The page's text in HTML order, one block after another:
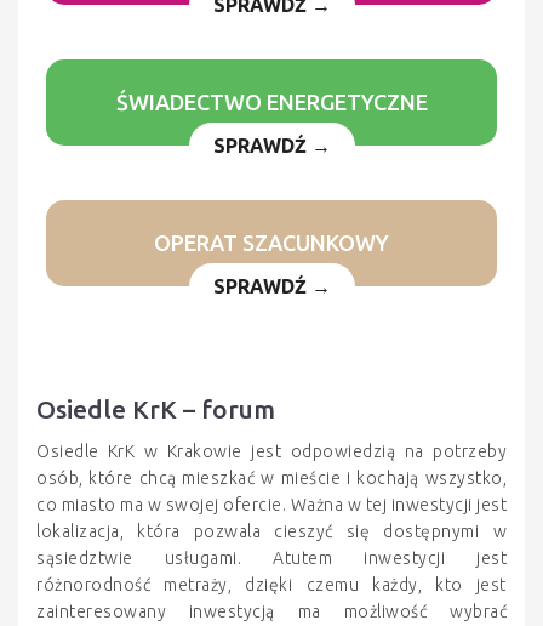
SPRAWDŹ →
ŚWIADECTWO ENERGETYCZNE
SPRAWDŹ →
OPERAT SZACUNKOWY
SPRAWDŹ →
Osiedle KrK – forum
Osiedle KrK w Krakowie jest odpowiedzią na potrzeby
osób, które chcą mieszkać w mieście i kochają wszystko,
co miasto ma w swojej ofercie. Ważna w tej inwestycji jest
lokalizacja, która pozwala cieszyć się dostępnymi w
sąsiedztwie usługami. Atutem inwestycji jest
różnorodność metraży, dzięki czemu każdy, kto jest
zainteresowany inwestycją ma możliwość wybrać